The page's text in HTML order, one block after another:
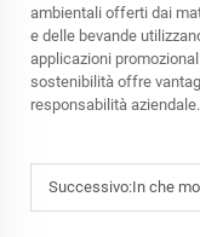
ambientali offerti dai
e delle bevande
applicazioni
sostenibilità offre
responsabilità aziendale.
Successivo:In che modo